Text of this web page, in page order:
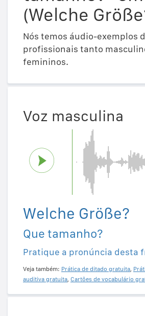
(Welche
Nós temos áudio-exemplos
profissionais tanto
femininos.
Voz masculina
Welche Größe?
Que tamanho?
Pratique a pronúncia desta
Veja também: Prática de ditado gratuita,
auditiva gratuita, Cartões de vocabulário